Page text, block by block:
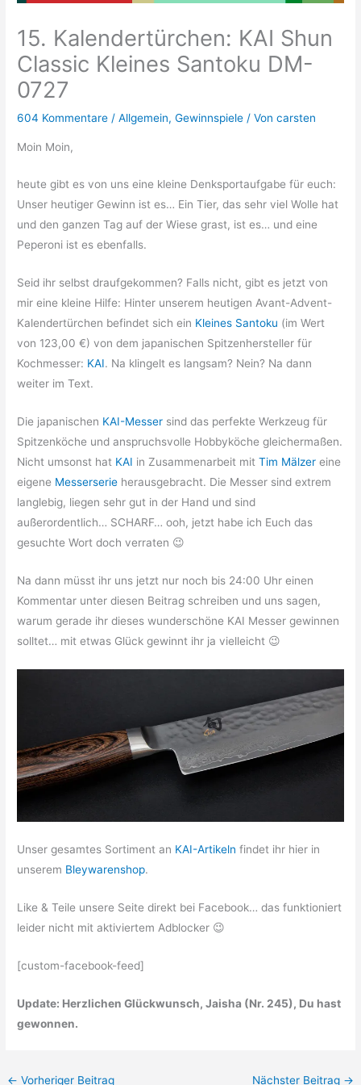
15. Kalendertürchen: KAI Shun
Classic Kleines Santoku DM-
0727
604 Kommentare /Allgemein,Gewinnspiele / Voncarsten
Moin Moin,
heute gibt es von uns eine kleine Denksportaufgabe für euch:
Unser heutiger Gewinn ist es… Ein Tier, das sehr viel Wolle hat
und den ganzen Tag auf der Wiese grast, ist es… und eine
Peperoni ist es ebenfalls.
Seid ihr selbst draufgekommen? Falls nicht, gibt es jetzt von
mir eine kleine Hilfe: Hinter unserem heutigen Avant-Advent-
Kalendertürchen befindet sich ein Kleines Santoku (im Wert
von 123,00 €) von dem japanischen Spitzenhersteller für
Kochmesser: KAI. Na klingelt es langsam? Nein? Na dann
weiter im Text.
Die japanischen KAI-Messer sind das perfekte Werkzeug für
Spitzenköche und anspruchsvolle Hobbyköche gleichermaßen.
Nicht umsonst hat KAI in Zusammenarbeit mitTim Mälzer eine
eigene Messerserie herausgebracht. Die Messer sind extrem
langlebig, liegen sehr gut in der Hand und sind
außerordentlich… SCHARF… ooh, jetzt habe ich Euch das
gesuchte Wort doch verraten 😉
Na dann müsst ihr uns jetzt nur noch bis 24:00 Uhr einen
Kommentar unter diesen Beitrag schreiben und uns sagen,
warum gerade ihr dieses wunderschöne KAI Messer gewinnen
solltet… mit etwas Glück gewinnt ihr ja vielleicht 😉
Unser gesamtes Sortiment an KAI-Artikeln findet ihr hier in
unserem Bleywarenshop.
Like & Teile unsere Seite direkt bei Facebook… das funktioniert
leider nicht mit aktiviertem Adblocker 😉
[custom-facebook-feed]
Update: Herzlichen Glückwunsch, Jaisha (Nr. 245), Du hast
gewonnen.
← Vorheriger Beitrag Nächster Beitrag →